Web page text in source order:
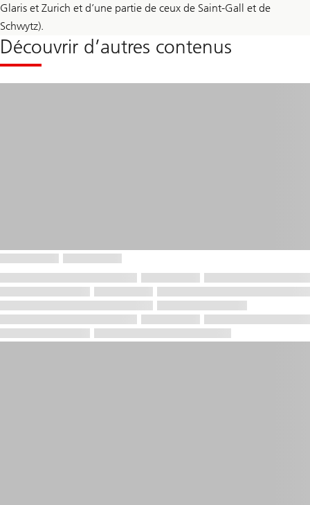
Glaris et Zurich et d’une partie de ceux de Saint-Gall et de
Schwytz).
Découvrir d’autres contenus